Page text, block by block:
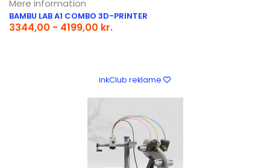
Mere information
BAMBU LAB A1 COMBO 3D-PRINTER
3344,00 - 4199,00 kr.
inkClub reklame